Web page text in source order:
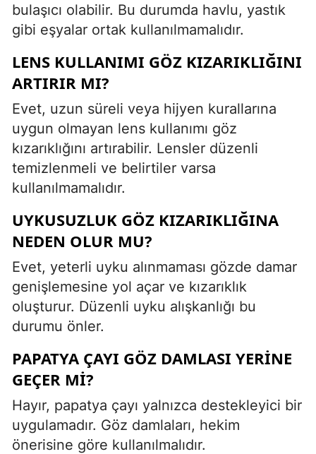
bulaşıcı olabilir. Bu durumda havlu, yastık
gibi eşyalar ortak kullanılmamalıdır.
LENS KULLANIMI GÖZ KIZARIKLIĞINI
ARTIRIR MI?
Evet, uzun süreli veya hijyen kurallarına
uygun olmayan lens kullanımı göz
kızarıklığını artırabilir. Lensler düzenli
temizlenmeli ve belirtiler varsa
kullanılmamalıdır.
UYKUSUZLUK GÖZ KIZARIKLIĞINA
NEDEN OLUR MU?
Evet, yeterli uyku alınmaması gözde damar
genişlemesine yol açar ve kızarıklık
oluşturur. Düzenli uyku alışkanlığı bu
durumu önler.
PAPATYA ÇAYI GÖZ DAMLASI YERINE
GEÇER MI?
Hayır, papatya çayı yalnızca destekleyici bir
uygulamadır. Göz damlaları, hekim
önerisine göre kullanılmalıdır.